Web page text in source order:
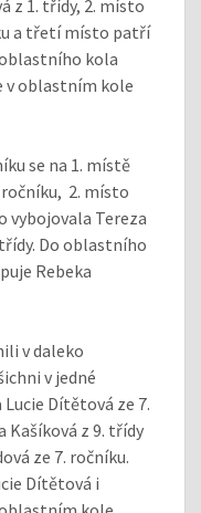
z 1. třídy, 2. místo
a třetí místo patří
kola
v oblastním kole
se na 1. místě
2. místo
vybojovala Tereza
Do oblastního
Rebeka
v daleko
v jedné
Dítětová ze 7.
Kašíková z 9. třídy
ze 7. ročníku.
Dítětová i